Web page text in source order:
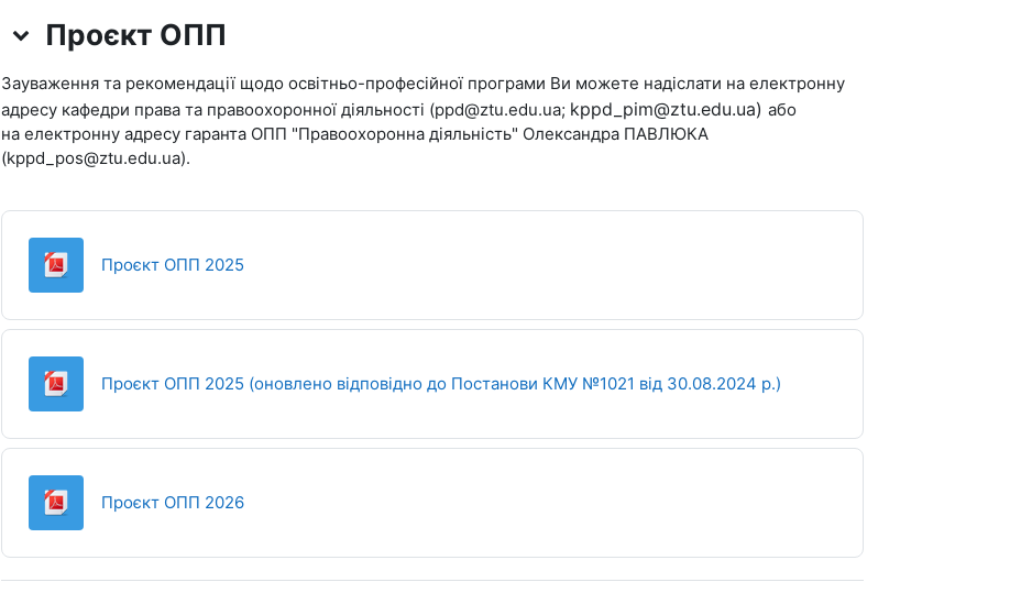
Проєкт ОПП
Зауваження та рекомендації щодо освітньо-професійної програми Ви можете надіслати на електронну
адресу кафедри права та правоохоронної діяльності (ppd@ztu.edu.ua; kppd_pim@ztu.edu.ua) або
на електронну адресу гаранта ОПП "Правоохоронна діяльність" Олександра ПАВЛЮКА
(kppd_pos@ztu.edu.ua).
Проєкт ОПП 2025Файл
Проєкт ОПП 2025 (оновлено відповідно до Постанови КМУ №1021 від 30.08.2024 р.)Файл
Проєкт ОПП 2026Файл